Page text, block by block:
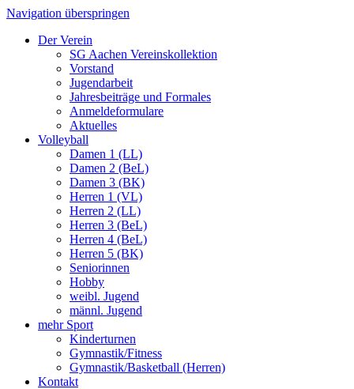
Navigation überspringen
Der Verein
SG Aachen Vereinskollektion
Vorstand
Jugendarbeit
Jahresbeiträge und Formales
Anmeldeformulare
Aktuelles
Volleyball
Damen 1 (LL)
Damen 2 (BeL)
Damen 3 (BK)
Herren 1 (VL)
Herren 2 (LL)
Herren 3 (BeL)
Herren 4 (BeL)
Herren 5 (BK)
Seniorinnen
Hobby
weibl. Jugend
männl. Jugend
mehr Sport
Kinderturnen
Gymnastik/Fitness
Gymnastik/Basketball (Herren)
Kontakt